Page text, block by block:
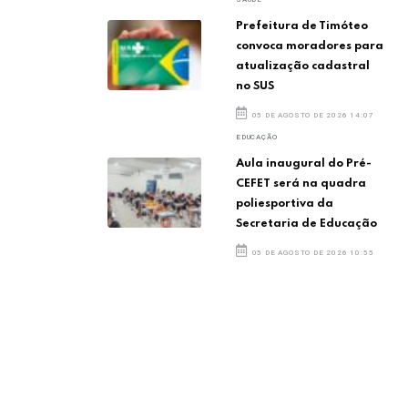
Prefeitura de Timóteo
convoca moradores para
atualização cadastral
no SUS
05 DE AGOSTO DE 2026 14:07
EDUCAÇÃO
Aula inaugural do Pré-
CEFET será na quadra
poliesportiva da
Secretaria de Educação
05 DE AGOSTO DE 2026 10:55